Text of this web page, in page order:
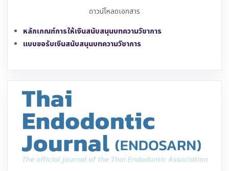
ดาวน์โหลดเอกสาร
หลักเกณฑ์การให้เงินสนับสนุนบทความวิชาการ
แบบขอรับเงินสนับสนุนบทความวิชาการ